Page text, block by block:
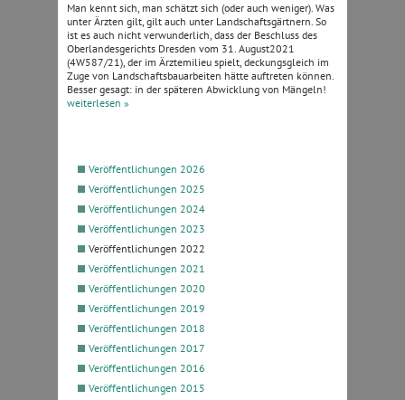
Man kennt sich, man schätzt sich (oder auch weniger). Was
unter Ärzten gilt, gilt auch unter Landschaftsgärtnern. So
ist es auch nicht verwunderlich, dass der Beschluss des
Oberlandesgerichts Dresden vom 31. August2021
(4W587/21), der im Ärztemilieu spielt, deckungsgleich im
Zuge von Landschaftsbauarbeiten hätte auftreten können.
Besser gesagt: in der späteren Abwicklung von Mängeln!
weiterlesen »
Veröffentlichungen 2026
Veröffentlichungen 2025
Veröffentlichungen 2024
Veröffentlichungen 2023
Veröffentlichungen 2022
Veröffentlichungen 2021
Veröffentlichungen 2020
Veröffentlichungen 2019
Veröffentlichungen 2018
Veröffentlichungen 2017
Veröffentlichungen 2016
Veröffentlichungen 2015